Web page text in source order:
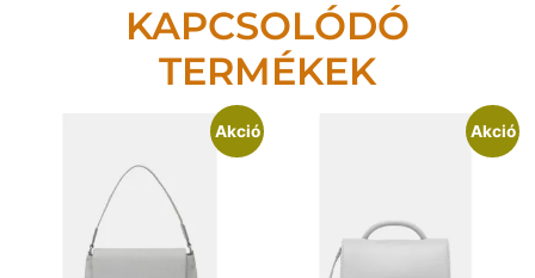
KAPCSOLÓDÓ
TERMÉKEK
Akció Akció